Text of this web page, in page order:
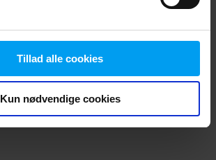
Tillad alle cookies
Kun nødvendige cookies